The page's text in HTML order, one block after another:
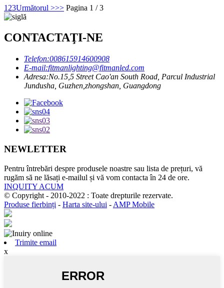
1 23Următorul >>> Pagina 1 / 3
CONTACTAŢI-NE
Telefon:008615914600908
E-mail:fitmanlighting@fitmanled.com
Adresa:No.15,5 Street Cao'an South Road, Parcul Industrial
Jundusha, Guzhen,zhongshan, Guangdong
NEWLETTER
Pentru întrebări despre produsele noastre sau lista de prețuri, vă
rugăm să ne lăsați e-mailul și vă vom contacta în 24 de ore.
INQUITY ACUM
© Copyright - 2010-2022 : Toate drepturile rezervate.
Produse fierbinți - Harta site-ului - AMP Mobile
Trimite email
x